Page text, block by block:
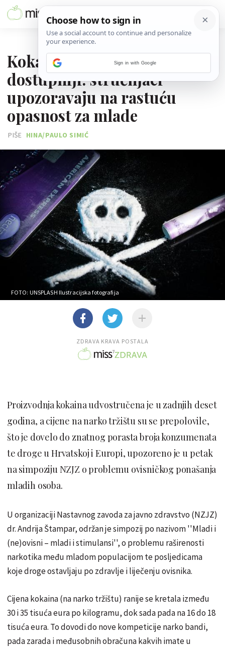
Kokain sve jeftiniji i
dostupniji: stručnjaci
upozoravaju na rastuću
opasnost za mlade
PIŠE HINA/PAULO SIMIĆ
FOTO: UNSPLASH Ilustracijska fotografija
ZDRAVA KRAVA POSTALA
Proizvodnja kokaina udvostručena je u zadnjih deset
godina, a cijene na narko tržištu su se prepolovile,
što je dovelo do znatnog porasta broja konzumenata
te droge u Hrvatskoj i Europi, upozoreno je u petak
na simpoziju NZJZ o problemu ovisničkog ponašanja
mladih osoba.
U organizaciji Nastavnog zavoda za javno zdravstvo (NZJZ)
dr. Andrija Štampar, održan je simpozij po nazivom ''Mladi i
(ne)ovisni – mladi i stimulansi'', o problemu raširenosti
narkotika među mladom populacijom te posljedicama
koje droge ostavljaju po zdravlje i liječenju ovisnika.
Cijena kokaina (na narko tržištu) ranije se kretala između
30 i 35 tisuća eura po kilogramu, dok sada pada na 16 do 18
tisuća eura. To dovodi do nove kompeticije narko bandi,
pada zarada i međusobnih obračuna kakvih imate u
Sign in with Google